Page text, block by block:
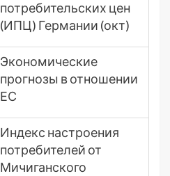
потребительских цен
(ИПЦ) Германии (окт)
Экономические
прогнозы в отношении
ЕС
Индекс настроения
потребителей от
Мичиганского